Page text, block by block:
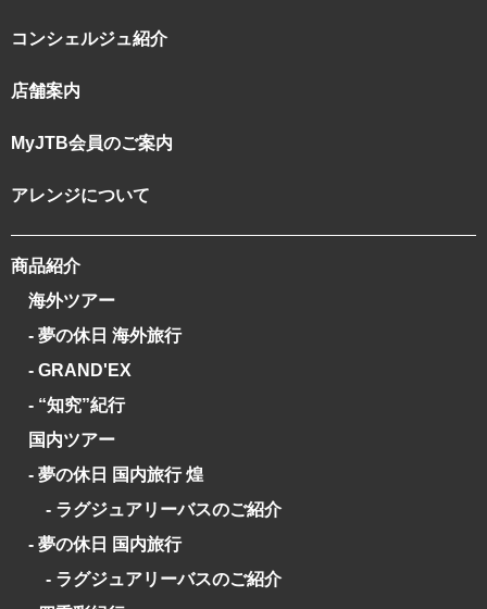
コンシェルジュ紹介
店舗案内
MyJTB会員のご案内
アレンジについて
商品紹介
海外ツアー
- 夢の休日 海外旅行
- GRAND'EX
- “知究”紀行
国内ツアー
- 夢の休日 国内旅行 煌
- ラグジュアリーバスのご紹介
- 夢の休日 国内旅行
- ラグジュアリーバスのご紹介